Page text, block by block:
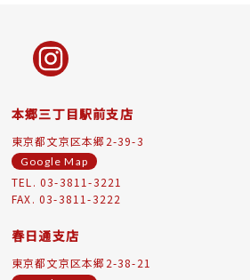
本郷三丁目駅前支店
東京都文京区本郷2-39-3
Google Map
TEL. 03-3811-3221
FAX. 03-3811-3222
春日通支店
東京都文京区本郷2-38-21